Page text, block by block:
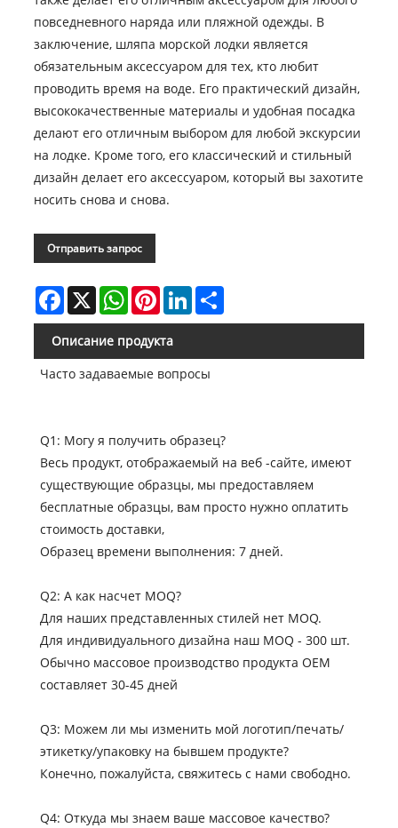
повседневного наряда или пляжной одежды. В
заключение, шляпа морской лодки является
обязательным аксессуаром для тех, кто любит
проводить время на воде. Его практический дизайн,
высококачественные материалы и удобная посадка
делают его отличным выбором для любой экскурсии
на лодке. Кроме того, его классический и стильный
дизайн делает его аксессуаром, который вы захотите
носить снова и снова.
Отправить запрос
Facebook
X WhatsAppPinterestLinkedInShare
Описание продукта
Часто задаваемые вопросы
Q1: Могу я получить образец?
Весь продукт, отображаемый на веб -сайте, имеют
существующие образцы, мы предоставляем
бесплатные образцы, вам просто нужно оплатить
стоимость доставки,
Образец времени выполнения: 7 дней.
Q2: А как насчет MOQ?
Для наших представленных стилей нет MOQ.
Для индивидуального дизайна наш MOQ - 300 шт.
Обычно массовое производство продукта OEM
составляет 30-45 дней
Q3: Можем ли мы изменить мой логотип/печать/
этикетку/упаковку на бывшем продукте?
Конечно, пожалуйста, свяжитесь с нами свободно.
Q4: Откуда мы знаем ваше массовое качество?